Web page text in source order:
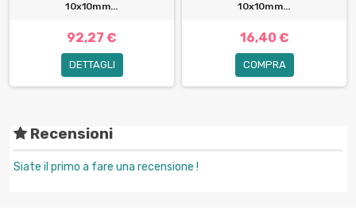
10x10mm...
92,27 €
DETTAGLI
10x10mm...
16,40 €
COMPRA
Recensioni
Siate il primo a fare una recensione !